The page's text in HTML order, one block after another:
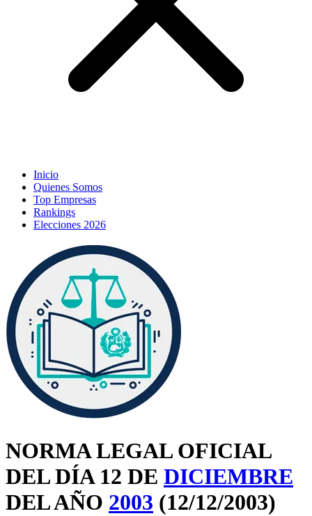
Inicio
Quienes Somos
Top Empresas
Rankings
Elecciones 2026
NORMA LEGAL OFICIAL
DEL DÍA 12 DE DICIEMBRE
DEL AÑO 2003 (12/12/2003)